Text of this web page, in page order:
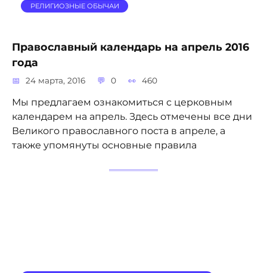
РЕЛИГИОЗНЫЕ ОБЫЧАИ
Православный календарь на апрель 2016
года
24 марта, 2016 0 460
Мы предлагаем ознакомиться с церковным
календарем на апрель. Здесь отмечены все дни
Великого православного поста в апреле, а
также упомянуты основные правила